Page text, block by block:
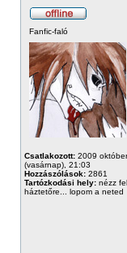
Fanfic-faló
Csatlakozott: 2009
(vasárnap), 21:03
Hozzászólások: 2861
Tartózkodási hely: nézz
háztetőre... lopom a neted